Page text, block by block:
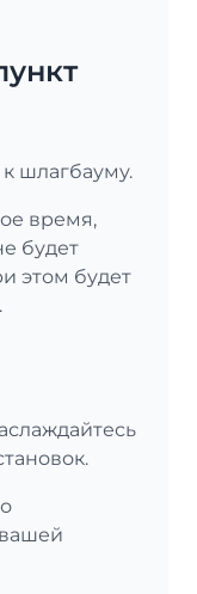
шлагбауму.
время,
будет
этом будет